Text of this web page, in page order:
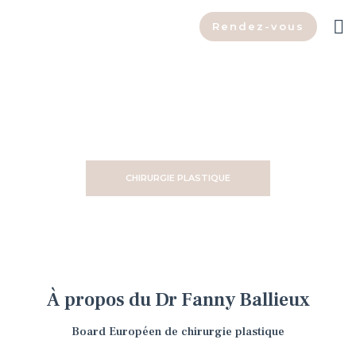
Rendez-vous
CHIRURGIE PLASTIQUE
À propos du Dr Fanny Ballieux
Board Européen de chirurgie plastique